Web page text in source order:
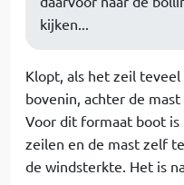
kijken...
Klopt, als het zeil
bovenin, achter de
Voor dit formaat boot is
zeilen en de mast zelf
de windsterkte. Het is